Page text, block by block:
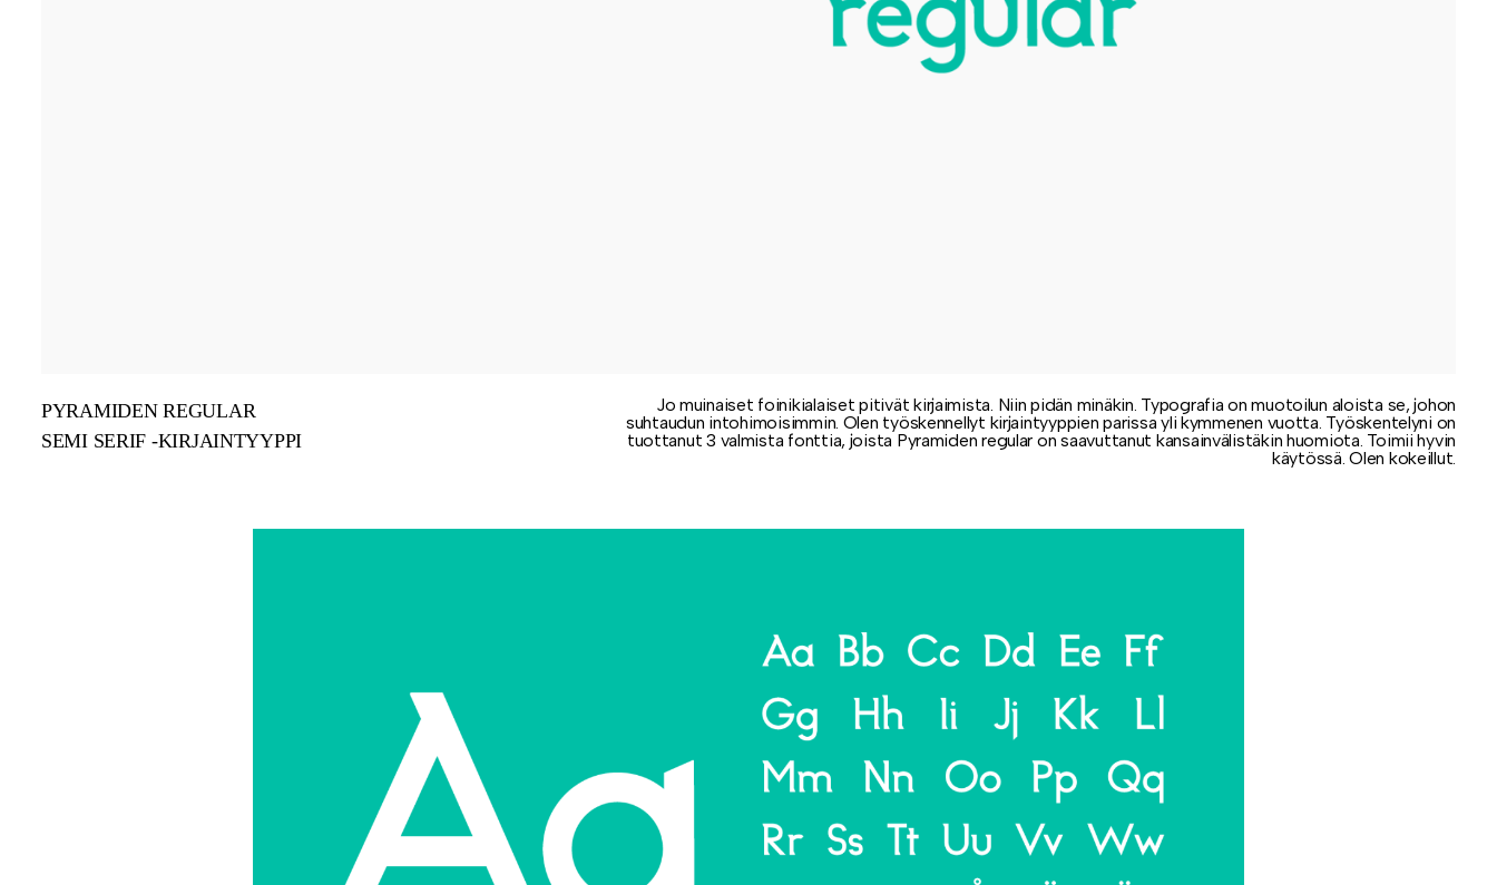
PYRAMIDEN REGULAR
SEMI SERIF -KIRJAINTYYPPI
Jo muinaiset foinikialaiset pitivät kirjaimista. Niin pidän minäkin. Typografia on muotoilun aloista se, johon
suhtaudun intohimoisimmin. Olen työskennellyt kirjaintyyppien parissa yli kymmenen vuotta. Työskentelyni on
tuottanut 3 valmista fonttia, joista Pyramiden regular on saavuttanut kansainvälistäkin huomiota. Toimii hyvin
käytössä. Olen kokeillut.